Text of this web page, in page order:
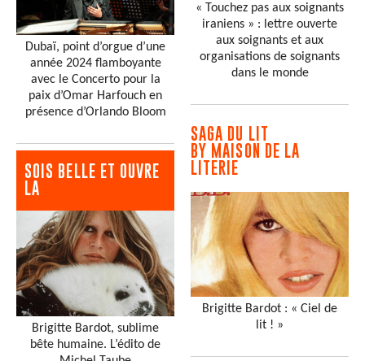
Dubaï, point d’orgue d’une
année 2024 flamboyante
avec le Concerto pour la
paix d’Omar Harfouch en
présence d’Orlando Bloom
SOIS BELLE ET OUVRE
LA
Brigitte Bardot, sublime
bête humaine. L’édito de
« Touchez pas aux soignants
iraniens » : lettre ouverte
aux soignants et aux
organisations de soignants
dans le monde
SAGA DU LIT
BY MAISON DE LA
LITERIE
Brigitte Bardot : « Ciel de
lit ! »